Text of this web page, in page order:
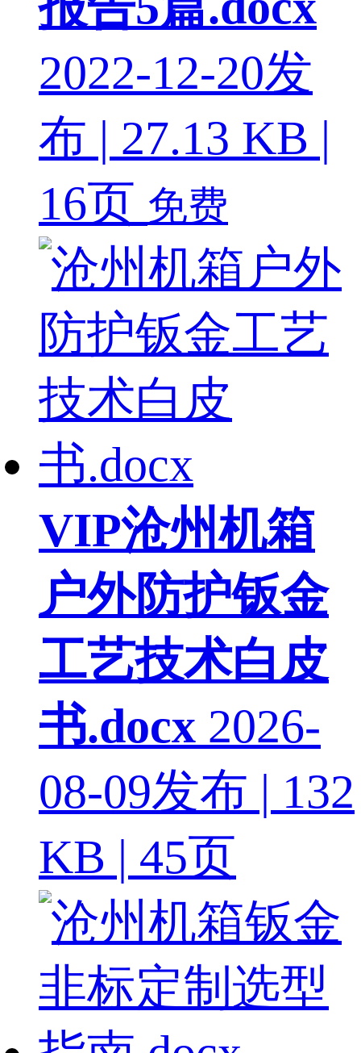
2022-12-20发
布 | 27.13 KB |
16页 免费
VIP沧州机箱
户外防护钣金
工艺技术白皮
书.docx 2026-
08-09发布 | 132
KB | 45页